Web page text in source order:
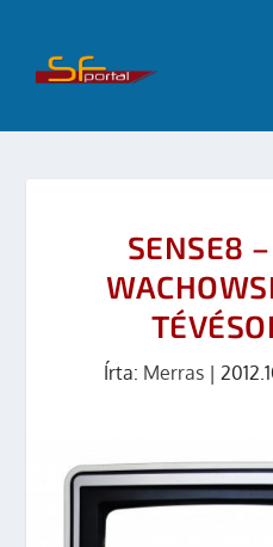
SENSE8
Írta: Merras|